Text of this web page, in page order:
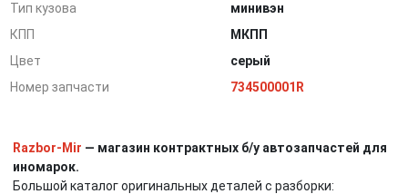
Тип кузова
минивэн
КПП
МКПП
Цвет
серый
Номер запчасти
734500001R
Razbor-Mir — магазин контрактных б/у автозапчастей для
иномарок.
Большой каталог оригинальных деталей с разборки: